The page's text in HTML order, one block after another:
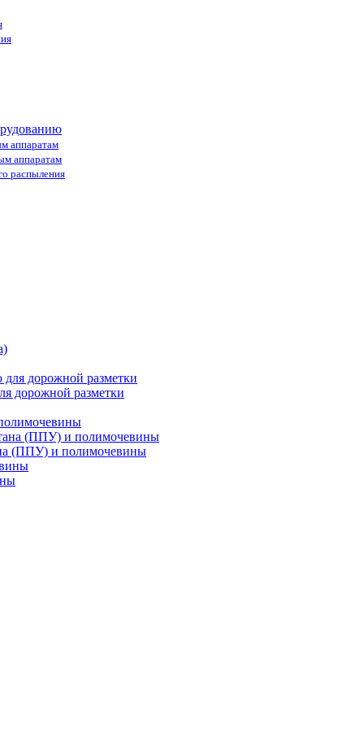
аппаратам
аппаратам
распыления
дорожной разметки
(ППУ) и полимочевины